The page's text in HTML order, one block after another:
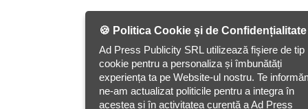
🍪 Politica Cookie și de Confidențialitate
Ad Press Publicity SRL utilizează fişiere de tip
cookie pentru a personaliza și îmbunătăți
experiența ta pe Website-ul nostru. Te
ne-am actualizat politicile pentru a integra în
acestea si în activitatea curentă a Ad Press